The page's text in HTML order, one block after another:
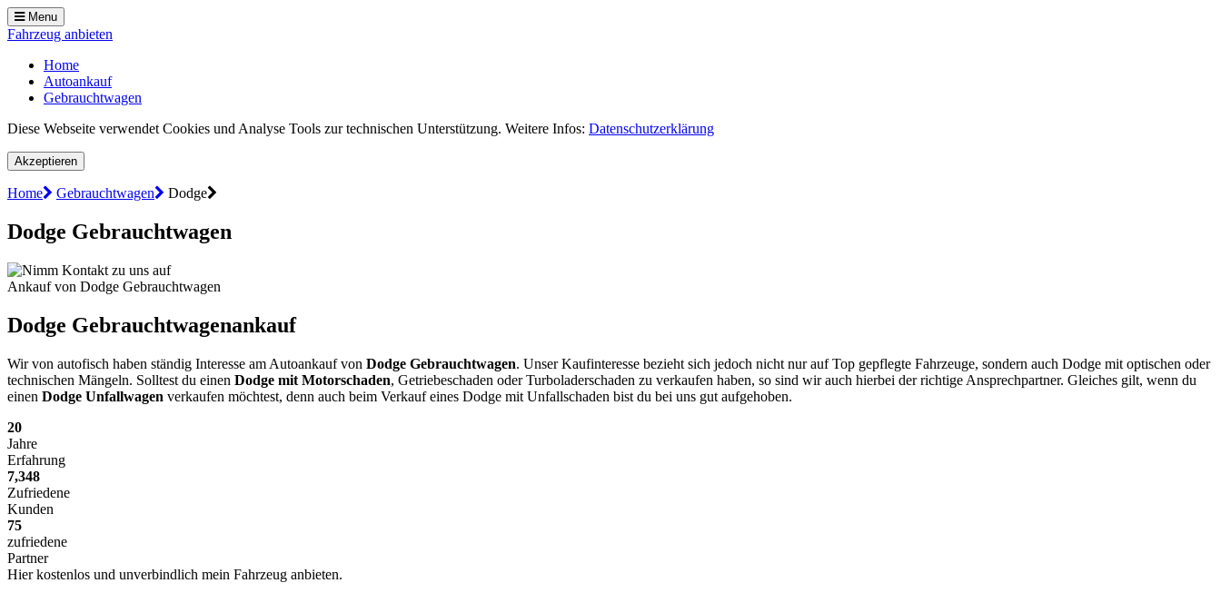
Menu
Fahrzeug anbieten
Home
Autoankauf
Gebrauchtwagen
Diese Webseite verwendet Cookies und Analyse Tools zur technischen Unterstützung. Weitere Infos: Datenschutzerklärung
Akzeptieren
Home Gebrauchtwagen Dodge
Dodge Gebrauchtwagen
Ankauf von Dodge Gebrauchtwagen
Dodge Gebrauchtwagenankauf
Wir von autofisch haben ständig Interesse am Autoankauf von Dodge Gebrauchtwagen. Unser Kaufinteresse bezieht sich jedoch nicht nur auf Top gepflegte Fahrzeuge, sondern auch Dodge mit optischen oder
technischen Mängeln. Solltest du einen Dodge mit Motorschaden, Getriebeschaden oder Turboladerschaden zu verkaufen haben, so sind wir auch hierbei der richtige Ansprechpartner. Gleiches gilt, wenn du
einen Dodge Unfallwagen verkaufen möchtest, denn auch beim Verkauf eines Dodge mit Unfallschaden bist du bei uns gut aufgehoben.
20
Jahre
Erfahrung
7,348
Zufriedene
Kunden
75
zufriedene
Partner
Hier kostenlos und unverbindlich mein Fahrzeug anbieten.